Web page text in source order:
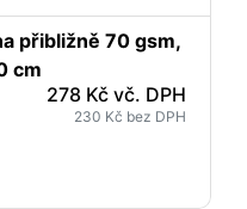
přibližně 70 gsm,
cm
278 Kč vč. DPH
230 Kč bez DPH